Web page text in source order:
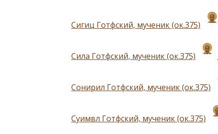
Сигиц Готфский, мученик (ок.375)
Сила Готфский, мученик (ок.375)
Сонирил Готфский, мученик (ок.375)
Суимвл Готфский, мученик (ок.375)